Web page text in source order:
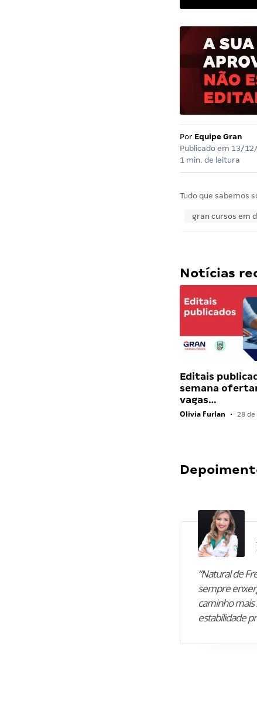
Por Equipe Gran
Publicado em 13/
1 min. de leitura
Tudo que sabemos
gran cursos em
Notícias
Editais
semana
vagas…
Olivia Furlan • 28 de
“Natural de
sempre
caminho
estabilidade